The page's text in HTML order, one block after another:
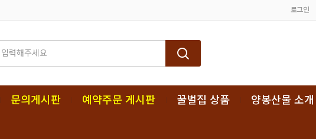
로그인
문의게시판 예약주문 게시판 꿀벌집 상품 양봉산물 소개